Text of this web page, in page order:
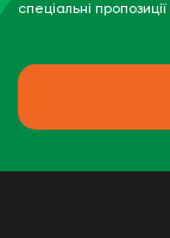
спеціальні